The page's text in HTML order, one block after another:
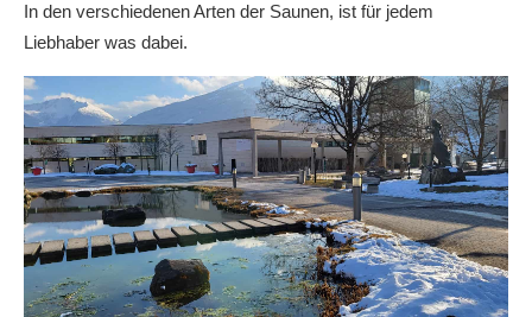
In den verschiedenen Arten der Saunen, ist für jedem
Liebhaber was dabei.